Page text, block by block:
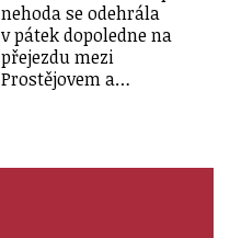
nehoda se odehrála
v pátek dopoledne na
přejezdu mezi
Prostějovem a…